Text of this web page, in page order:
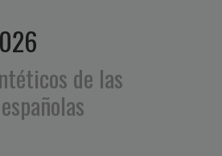
de las